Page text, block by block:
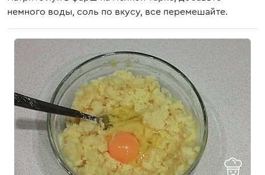
немного воды, соль по вкусу, все перемешайте.